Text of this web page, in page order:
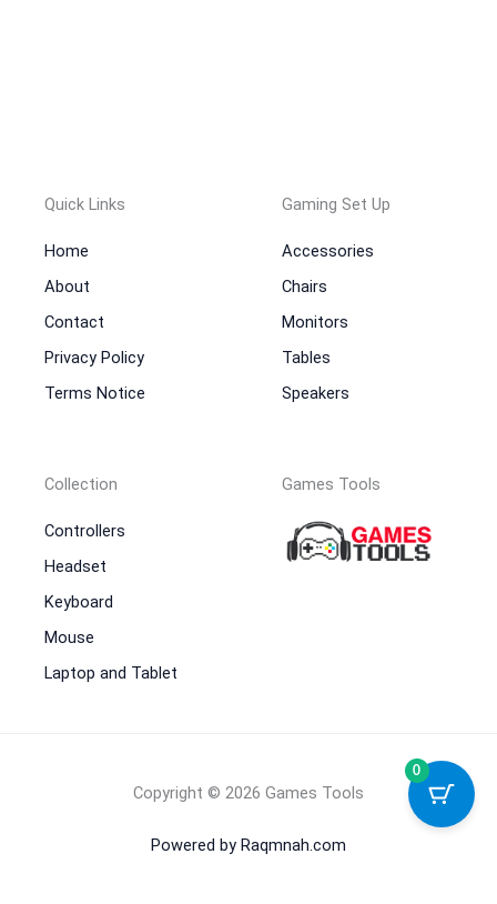
Quick Links
Home
About
Contact
Privacy Policy
Terms Notice
Gaming Set Up
Accessories
Chairs
Monitors
Tables
Speakers
Collection
Controllers
Headset
Keyboard
Mouse
Laptop and Tablet
Games Tools
Copyright © 2026 Games Tools
Powered by Raqmnah.com
0